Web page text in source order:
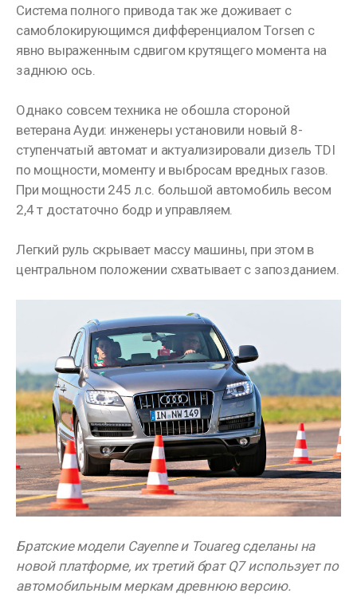
Система полного привода так же доживает с
самоблокирующимся дифференциалом Torsen с
явно выраженным сдвигом крутящего момента на
заднюю ось.
Однако совсем техника не обошла стороной
ветерана Ауди: инженеры установили новый 8-
ступенчатый автомат и актуализировали дизель TDI
по мощности, моменту и выбросам вредных газов.
При мощности 245 л.с. большой автомобиль весом
2,4 т достаточно бодр и управляем.
Легкий руль скрывает массу машины, при этом в
центральном положении схватывает с запозданием.
Братские модели Cayenne и Touareg сделаны на
новой платформе, их третий брат Q7 использует по
автомобильным меркам древнюю версию.